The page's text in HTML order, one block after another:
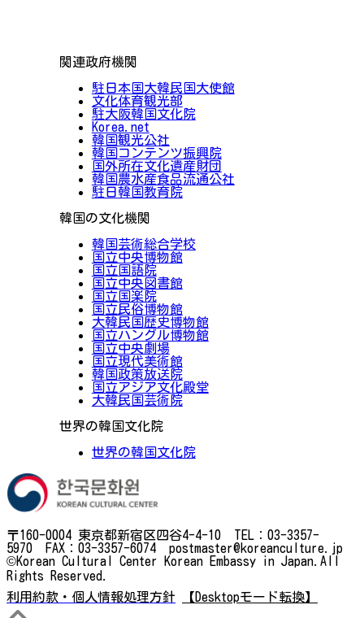
関連政府機関
駐日本国大韓民国大使館
文化体育観光部
駐大阪韓国文化院
Korea.net
韓国観光公社
韓国コンテンツ振興院
国外所在文化遺産財団
韓国農水産食品流通公社
駐日韓国教育院
韓国の文化機関
韓国芸術総合学校
国立中央博物館
国立国語院
国立中央図書館
国立国楽院
国立民俗博物館
大韓民国歴史博物館
国立ハングル博物館
国立中央劇場
国立現代美術館
韓国政策放送院
国立アジア文化殿堂
大韓民国芸術院
世界の韓国文化院
世界の韓国文化院
〒160-0004 東京都新宿区四谷4-4-10 TEL：03-3357-
5970 FAX：03-3357-6074 postmaster@koreanculture.jp
©Korean Cultural Center Korean Embassy in Japan.All
Rights Reserved.
利用約款・個人情報処理方針
【Desktopモード転換】